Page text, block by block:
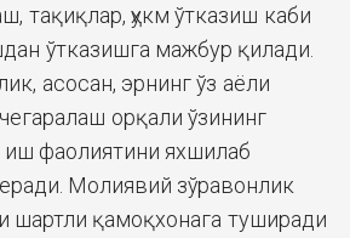
тақиқлар, ҳукм ўтказиш каби
ўтказишга мажбур қилади.
асосан, эрнинг ўз аёли
орқали ўзининг
иш фаолиятини яхшилаб
Молиявий зўравонлик
шартли қамоқхонага туширади